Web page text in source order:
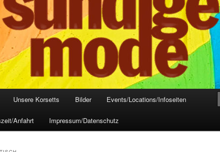
Unsere Korsetts Bilder Events/Locations/Infoseiten
Anfahrt Impressum/Datenschutz